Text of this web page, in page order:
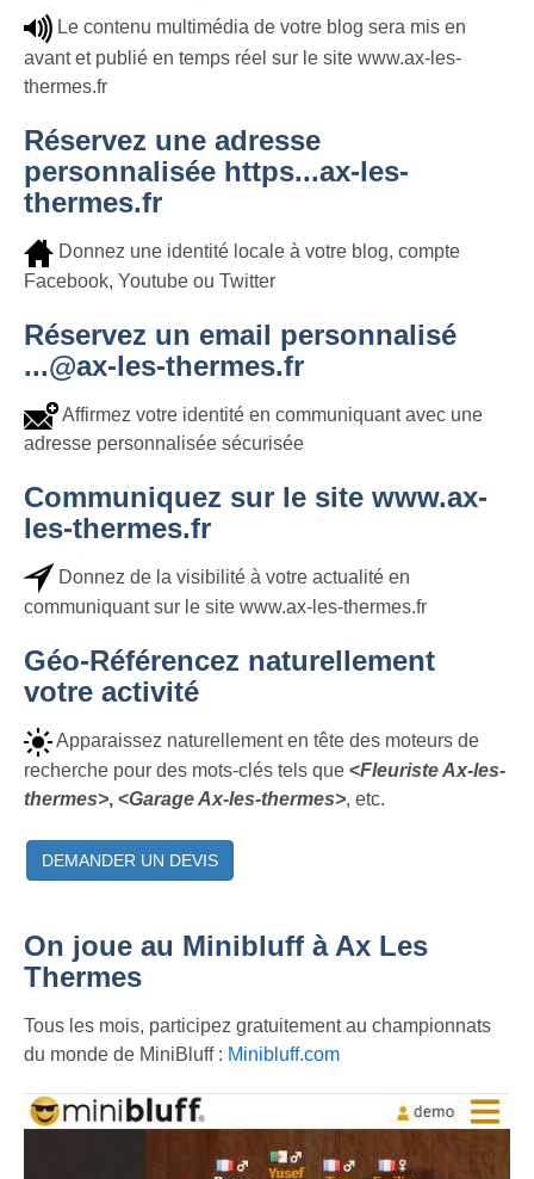
Le contenu multimédia de votre blog sera mis en
avant et publié en temps réel sur le site www.ax-les-
thermes.fr
Réservez une adresse
personnalisée https...ax-les-
thermes.fr
Donnez une identité locale à votre blog, compte
Facebook, Youtube ou Twitter
Réservez un email personnalisé
...@ax-les-thermes.fr
Affirmez votre identité en communiquant avec une
adresse personnalisée sécurisée
Communiquez sur le site www.ax-
les-thermes.fr
Donnez de la visibilité à votre actualité en
communiquant sur le site www.ax-les-thermes.fr
Géo-Référencez naturellement
votre activité
Apparaissez naturellement en tête des moteurs de
recherche pour des mots-clés tels que <Fleuriste Ax-les-
thermes>, <Garage Ax-les-thermes>, etc.
DEMANDER UN DEVIS
On joue au Minibluff à Ax Les
Thermes
Tous les mois, participez gratuitement au championnats
du monde de MiniBluff : Minibluff.com